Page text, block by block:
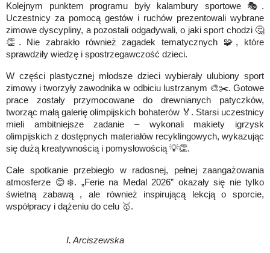
Kolejnym punktem programu były kalambury sportowe 🎭 .
Uczestnicy za pomocą gestów i ruchów prezentowali wybrane
zimowe dyscypliny, a pozostali odgadywali, o jaki sport chodzi 🤔
👏 . Nie zabrakło również zagadek tematycznych 🧩 , które
sprawdziły wiedzę i spostrzegawczość dzieci.
W części plastycznej młodsze dzieci wybierały ulubiony sport
zimowy i tworzyły zawodnika w odbiciu lustrzanym 🎨✂️. Gotowe
prace zostały przymocowane do drewnianych patyczków,
tworząc małą galerię olimpijskich bohaterów 🏅 . Starsi uczestnicy
mieli ambitniejsze zadanie – wykonali makiety igrzysk
olimpijskich z dostępnych materiałów recyklingowych, wykazując
się dużą kreatywnością i pomysłowością 💡👏.
Całe spotkanie przebiegło w radosnej, pełnej zaangażowania
atmosferze 😊❄️. „Ferie na Medal 2026” okazały się nie tylko
świetną zabawą , ale również inspirującą lekcją o sporcie,
współpracy i dążeniu do celu 🥇.
I. Arciszewska